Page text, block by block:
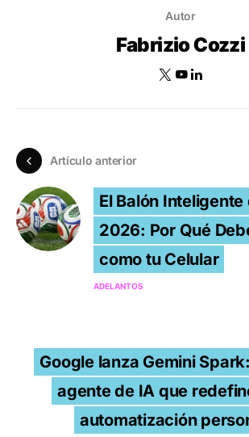
Autor
Fabrizio Cozzi
Artículo anterior
El Balón
2026: Por Qué
como tu Celular
ADELANTOS
Google lanza Gemini
agente de IA que
automatización